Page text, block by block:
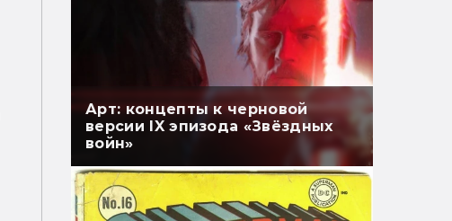
Арт: концепты к черновой
версии IX эпизода «Звёздных
войн»